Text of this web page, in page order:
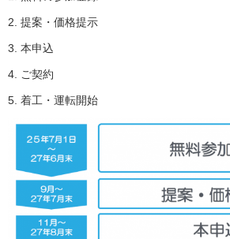
2. 提案・価格提示
3. 本申込
4. ご契約
5. 着工・運転開始